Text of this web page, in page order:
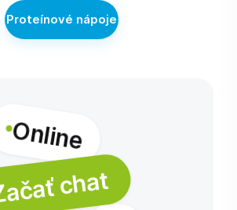
Proteínové nápoje
Online
chat